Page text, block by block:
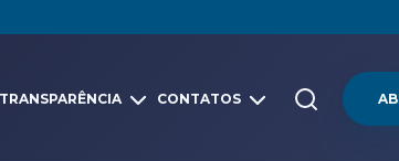
TRANSPARÊNCIA CONTATOS